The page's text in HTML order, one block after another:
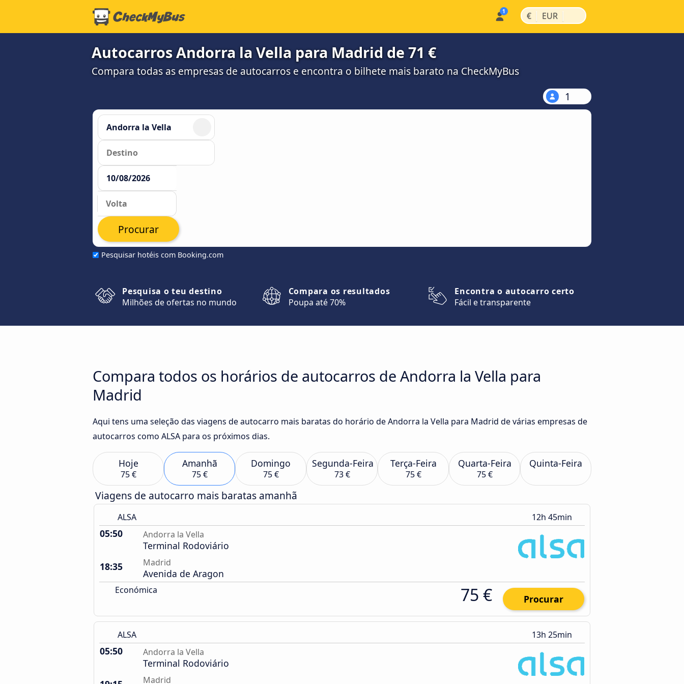
€ | EUR |
Autocarros Andorra la Vella para Madrid de 71 €
Compara todas as empresas de autocarros e encontra o bilhete mais barato na CheckMyBus
1
Pesquisar hotéis com Booking.com
Procurar
Pesquisa o teu destino
Milhões de ofertas no mundo
Compara os resultados
Poupa até 70%
Encontra o autocarro certo
Fácil e transparente
Compara todos os horários de autocarros de Andorra la Vella para
Madrid
Aqui tens uma seleção das viagens de autocarro mais baratas do horário de Andorra la Vella para Madrid de várias empresas de
autocarros como ALSA para os próximos dias.
Hoje
75 €
Amanhã
75 €
Domingo
75 €
Segunda-Feira
73 €
Terça-Feira
75 €
Quarta-Feira
75 €
Quinta-Feira
Viagens de autocarro mais baratas amanhã
ALSA 12h 45min
05:50 Andorra la Vella
Terminal Rodoviário
18:35
Madrid
Avenida de Aragon
Económica 75 € Procurar
ALSA 13h 25min
05:50 Andorra la Vella
Terminal Rodoviário
Madrid